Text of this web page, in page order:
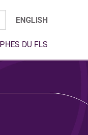
ENGLISH
DU FLS